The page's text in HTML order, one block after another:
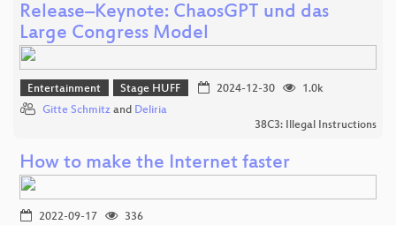
Release–Keynote: ChaosGPT und das
Large Congress Model
Entertainment Stage HUFF 2024-12-30
1.0k
Gitte Schmitz and Deliria
38C3: Illegal Instructions
How to make the Internet faster
2022-09-17
336